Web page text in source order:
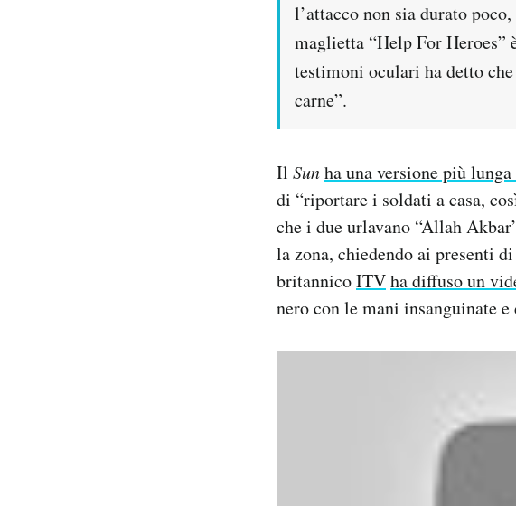
l’attacco non sia durato
maglietta “Help For
testimoni oculari ha detto
carne”.
Il Sunha una versione più
di “riportare i soldati a casa,
che i due urlavano “Allah
la zona, chiedendo ai presenti
britannicoITVha diffuso un
nero con le mani insanguinate